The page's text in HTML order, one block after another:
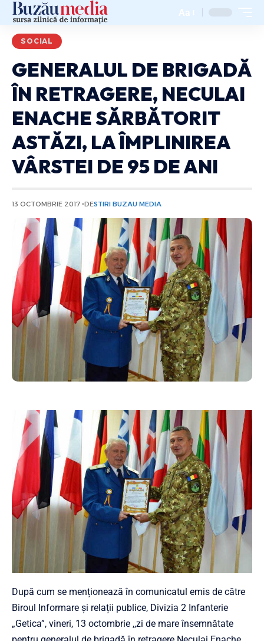
Aa
SOCIAL
GENERALUL DE BRIGADĂ
ÎN RETRAGERE, NECULAI
ENACHE SĂRBĂTORIT
ASTĂZI, LA ÎMPLINIREA
VÂRSTEI DE 95 DE ANI
13 OCTOMBRIE 2017 DESTIRI BUZAU MEDIA
După cum se menționează în comunicatul emis de către
Biroul Informare și relații publice, Divizia 2 Infanterie
„Getica”, vineri, 13 octombrie ,,zi de mare însemnătate